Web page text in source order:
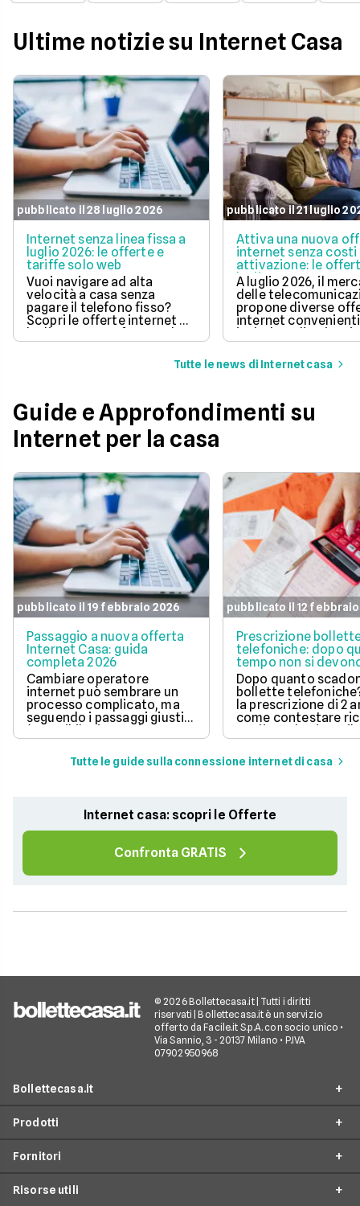
Ultime notizie su Internet Casa
pubblicato il 28 luglio 2026
Internet senza linea fissa a
luglio 2026: le offerte e
tariffe solo web
Vuoi navigare ad alta
velocità a casa senza
pagare il telefono fisso?
Scopri le offerte internet di
luglio 2026, confrontando
prezzi, velocità e costi di
pubblicato il 21 luglio
Attiva una nuova
internet senza costi
attivazione: le
luglio 2026
A luglio 2026, il
delle
propone diverse
internet
includono
gratuita.
Tutte le news di Internet casa
Guide e Approfondimenti su
Internet per la casa
pubblicato il 19 febbraio 2026
Passaggio a nuova offerta
Internet Casa: guida
completa 2026
Cambiare operatore
internet può sembrare un
processo complicato, ma
seguendo i passaggi giusti,
è possibile risparmiare
notevolmente sulla linea
telefonica e godere di un
servizio migliore. In questo
pubblicato il 12
Prescrizione
telefoniche: dopo
tempo non si
pagare?
Dopo quanto
bollette
la prescrizione di 2
come contestare
tardive ed evitare il
pagamento di
vecchie.
Tutte le guide sulla connessione internet di casa
Internet casa: scopri le Offerte
Confronta GRATIS
© 2026 Bollettecasa.it | Tutti i diritti
riservati | Bollettecasa.it è un servizio
offerto da Facile.it S.p.A. con socio unico •
Via Sannio, 3 - 20137 Milano • P.IVA
07902950968
Bollettecasa.it
Contatti
Servizio clienti
Prodotti
Offerte Internet Casa
Fornitori
Risorse utili